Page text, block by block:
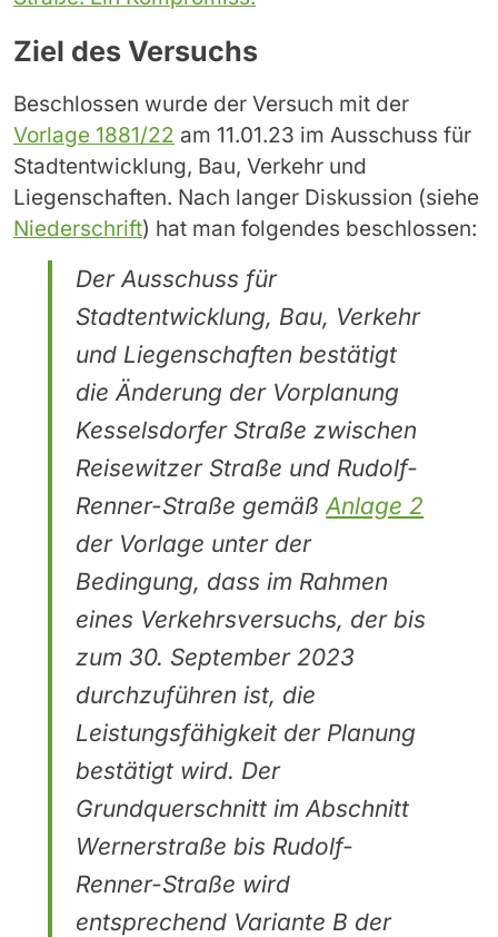
Ziel des Versuchs
Beschlossen wurde der Versuch mit der
Vorlage 1881/22 am 11.01.23 im Ausschuss für
Stadtentwicklung, Bau, Verkehr und
Liegenschaften. Nach langer Diskussion (siehe
Niederschrift) hat man folgendes beschlossen:
Der Ausschuss für
Stadtentwicklung, Bau, Verkehr
und Liegenschaften bestätigt
die Änderung der Vorplanung
Kesselsdorfer Straße zwischen
Reisewitzer Straße und Rudolf-
Renner-Straße gemäßAnlage 2
der Vorlage unter der
Bedingung, dass im Rahmen
eines Verkehrsversuchs, der bis
zum 30. September 2023
durchzuführen ist, die
Leistungsfähigkeit der Planung
bestätigt wird. Der
Grundquerschnitt im Abschnitt
Wernerstraße bis Rudolf-
Renner-Straße wird
entsprechend Variante B der